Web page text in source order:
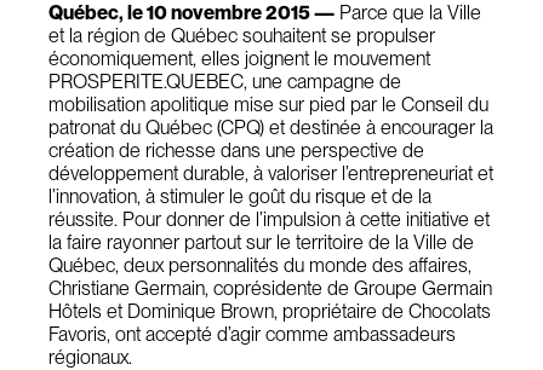
Québec, le 10 novembre 2015 — Parce que la Ville
et la région de Québec souhaitent se propulser
économiquement, elles joignent le mouvement
PROSPERITE.QUEBEC, une campagne de
mobilisation apolitique mise sur pied par le Conseil du
patronat du Québec (CPQ) et destinée à encourager la
création de richesse dans une perspective de
développement durable, à valoriser l’entrepreneuriat et
l’innovation, à stimuler le goût du risque et de la
réussite. Pour donner de l’impulsion à cette initiative et
la faire rayonner partout sur le territoire de la Ville de
Québec, deux personnalités du monde des affaires,
Christiane Germain, coprésidente de Groupe Germain
Hôtels et Dominique Brown, propriétaire de Chocolats
Favoris, ont accepté d’agir comme ambassadeurs
régionaux.